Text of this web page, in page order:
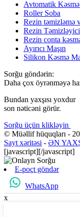
Avtomatik Kəsmə
Roller Soba
Rezin təmizləmə
Rezin Təmizləyici
Rezin conta
Ayırıcı Maşın
Silikon Kəsmə
Sorğu göndərin:
Daha çox öyrənməyə
Bundan yaxşısı yoxdur
son nəticəni görür.
Sorğu üçün klikləyin
© Müəllif hüquqları -
Sayt xəritəsi - ƏN
[javascript] [/javascript]
E-poçt göndər
WhatsApp
x